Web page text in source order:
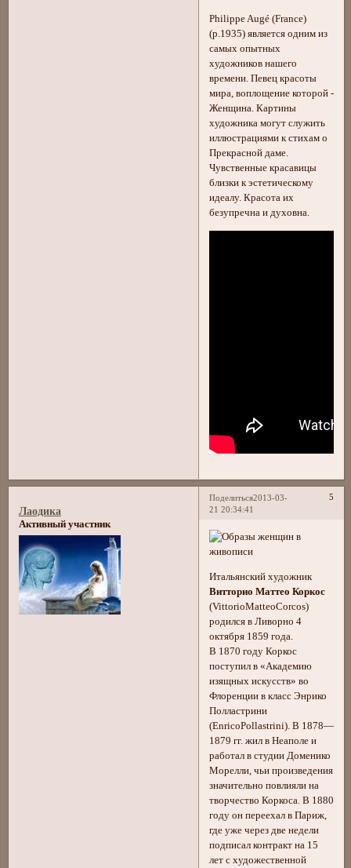
Philippe Augé (France)
(р.1935) является одним из
самых опытных
художников нашего
времени. Певец красоты
мира, воплощение которой -
Женщина. Картины
художника могут служить
иллюстрациями к стихам о
Прекрасной даме.
Чувственные красавицы
близки к эстетическому
идеалу. Красота их
безупречна и духовна.
Поделиться 5
2013-03-
21 20:34:41
Лаодика
Активный участник
Итальянский художник
Витторио Маттео Коркос
(VittorioMatteoCorcos)
родился в Ливорно 4
октября 1859 года.
В 1870 году Коркос
поступил в «Академию
изящных искусств» во
Флоренции в класс Энрико
Полластрини
(EnricoPollastrini). В 1878—
1879 гг. жил в Неаполе и
работал в студии Доменико
Морелли, чьи произведения
значительно повлияли на
творчество Коркоса. В 1880
году он переехал в Париж,
где уже через две недели
подписал контракт на 15
лет с художественной